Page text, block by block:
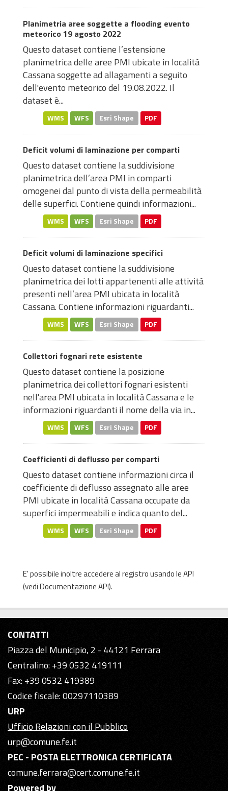
Planimetria aree soggette a flooding evento
meteorico 19 agosto 2022
Questo dataset contiene l’estensione
planimetrica delle aree PMI ubicate in località
Cassana soggette ad allagamenti a seguito
dell'evento meteorico del 19.08.2022. Il
dataset è...
WMS WFS Esri Shape PDF
Deficit volumi di laminazione per comparti
Questo dataset contiene la suddivisione
planimetrica dell’area PMI in comparti
omogenei dal punto di vista della permeabilità
delle superfici. Contiene quindi informazioni...
WMS WFS Esri Shape PDF
Deficit volumi di laminazione specifici
Questo dataset contiene la suddivisione
planimetrica dei lotti appartenenti alle attività
presenti nell’area PMI ubicata in località
Cassana. Contiene informazioni riguardanti...
WMS WFS Esri Shape PDF
Collettori fognari rete esistente
Questo dataset contiene la posizione
planimetrica dei collettori fognari esistenti
nell'area PMI ubicata in località Cassana e le
informazioni riguardanti il nome della via in...
WMS WFS Esri Shape PDF
Coefficienti di deflusso per comparti
Questo dataset contiene informazioni circa il
coefficiente di deflusso assegnato alle aree
PMI ubicate in località Cassana occupate da
superfici impermeabili e indica quanto del...
WMS WFS Esri Shape PDF
E' possibile inoltre accedere al registro usando leAPI
(vediDocumentazione API).
CONTATTI
Piazza del Municipio, 2 - 44121 Ferrara
Centralino: +39 0532 419111
Fax: +39 0532 419389
Codice fiscale: 00297110389
URP
Ufficio Relazioni con il Pubblico
urp@comune.fe.it
PEC - POSTA ELETTRONICA CERTIFICATA
comune.ferrara@cert.comune.fe.it
Powered by